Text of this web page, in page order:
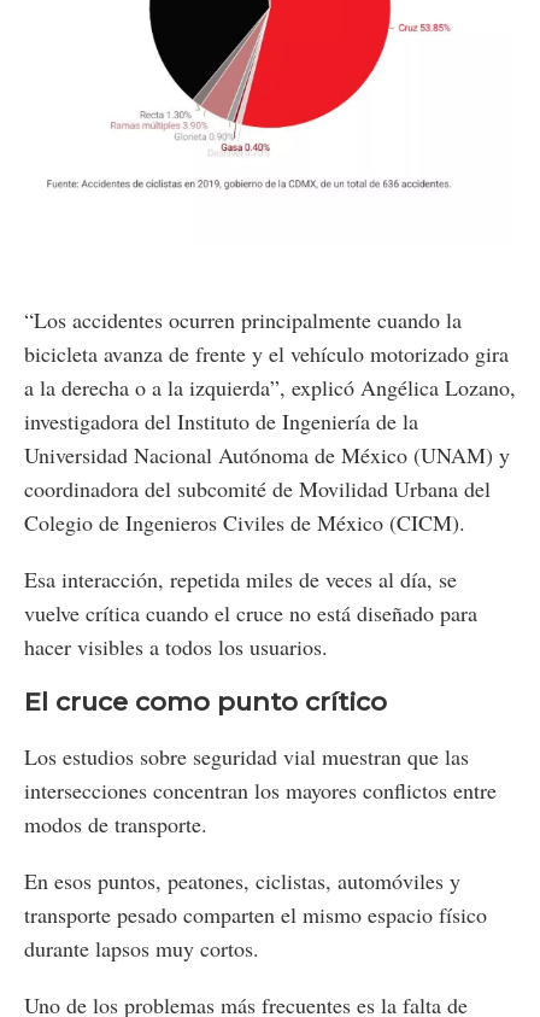
“Los accidentes ocurren principalmente cuando la
bicicleta avanza de frente y el vehículo motorizado gira
a la derecha o a la izquierda”, explicó Angélica Lozano,
investigadora del Instituto de Ingeniería de la
Universidad Nacional Autónoma de México (UNAM) y
coordinadora del subcomité de Movilidad Urbana del
Colegio de Ingenieros Civiles de México (CICM).
Esa interacción, repetida miles de veces al día, se
vuelve crítica cuando el cruce no está diseñado para
hacer visibles a todos los usuarios.
El cruce como punto crítico
Los estudios sobre seguridad vial muestran que las
intersecciones concentran los mayores conflictos entre
modos de transporte.
En esos puntos, peatones, ciclistas, automóviles y
transporte pesado comparten el mismo espacio físico
durante lapsos muy cortos.
Uno de los problemas más frecuentes es la falta de